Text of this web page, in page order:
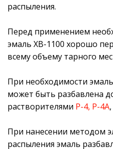
распыления.
Перед применением
эмаль ХВ-1100 хорошо
всему объему тарного
При необходимости
может быть разбавлена
растворителями Р-4, Р-4А,
При нанесении методом
распыления эмаль